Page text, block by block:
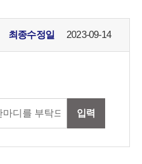
최종수정일 2023-09-14
입력